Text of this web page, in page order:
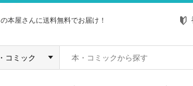
本屋さんに送料無料でお届け！